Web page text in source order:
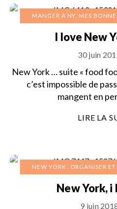
MANGER À NY, MES
I love New
30 juin
New York … suite « food
c’est impossible de
mangent en
LIRE LA
NEW YORK ORGANISER ET
New York, i
9 juin